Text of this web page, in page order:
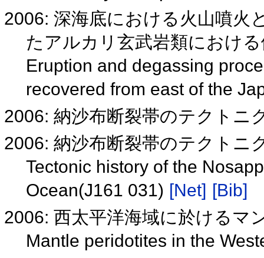
2006: 深海底における火山噴火
たアルカリ玄武岩類におけ
Eruption and degassing
recovered from east of the
2006: 納沙布断裂帯のテクトニ
2006: 納沙布断裂帯のテクトニ
Tectonic history of the
Ocean(J161 031) [Net] [Bib]
2006: 西太平洋海域に於けるマ
Mantle peridotites in the